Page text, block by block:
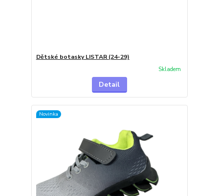
Dětské botasky LISTAR (24-29)
Skladem
Detail
Novinka